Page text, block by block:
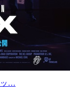
ッ…